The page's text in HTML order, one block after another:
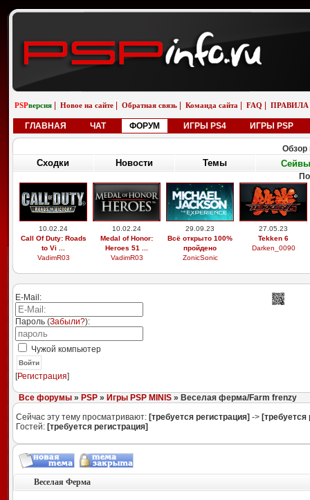
PSPверсия Новое на сайте Обратная связь Команда сайта FAQ ПРАВИЛА
ГЛАВНАЯ ЧАТ ФОРУМ ИГРЫ PS4 ИГРЫ PSP
Обзор
Сходки Новости Темы Сейвы
10.02.24
Call Of Duty: Roads
to Vi ...
VadimR03
10.02.24
Medal of Honor:
Heroes 51 ...
VadimR03
29.09.23
Всё открыто 100%
пройдено
ZonicSonic
27.05.23
Tekken 6
Darken_0090
E-Mail:
Пароль (Забыли?):
Чужой компьютер
Войти
[Регистрация]
Все форумы» PSP» Игры PSP MINIS» Веселая ферма/Farm frenzy
Сейчас эту тему просматривают: [требуется регистрация] -> [требуется
Гостей: [требуется регистрация]
Веселая Ферма